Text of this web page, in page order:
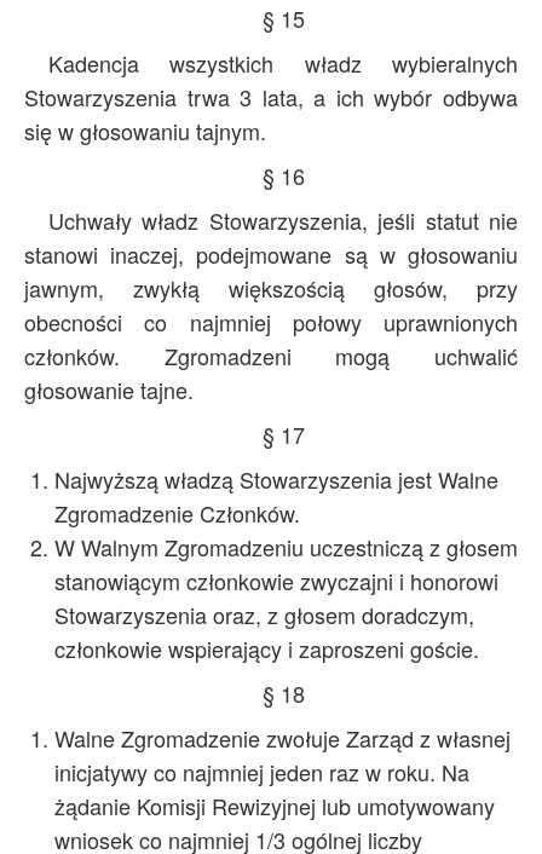
§ 15
Kadencja wszystkich władz wybieralnych
Stowarzyszenia trwa 3 lata, a ich wybór odbywa
się w głosowaniu tajnym.
§ 16
Uchwały władz Stowarzyszenia, jeśli statut nie
stanowi inaczej, podejmowane są w głosowaniu
jawnym, zwykłą większością głosów, przy
obecności co najmniej połowy uprawnionych
członków. Zgromadzeni mogą uchwalić
głosowanie tajne.
§ 17
Najwyższą władzą Stowarzyszenia jest Walne
Zgromadzenie Członków.
W Walnym Zgromadzeniu uczestniczą z głosem
stanowiącym członkowie zwyczajni i honorowi
Stowarzyszenia oraz, z głosem doradczym,
członkowie wspierający i zaproszeni goście.
§ 18
Walne Zgromadzenie zwołuje Zarząd z własnej
inicjatywy co najmniej jeden raz w roku. Na
żądanie Komisji Rewizyjnej lub umotywowany
wniosek co najmniej 1/3 ogólnej liczby